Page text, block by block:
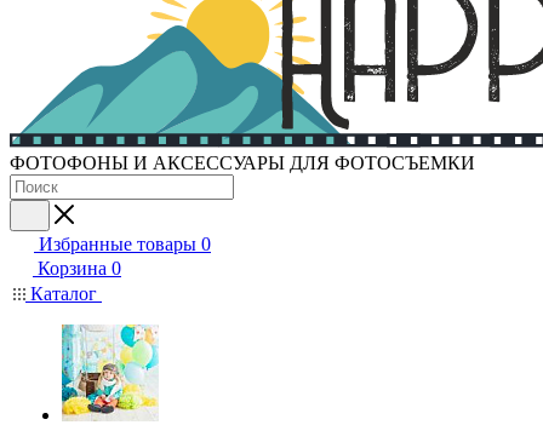
ФОТОФОНЫ И АКСЕССУАРЫ ДЛЯ ФОТОСЪЕМКИ
Избранные товары 0
Корзина 0
Каталог